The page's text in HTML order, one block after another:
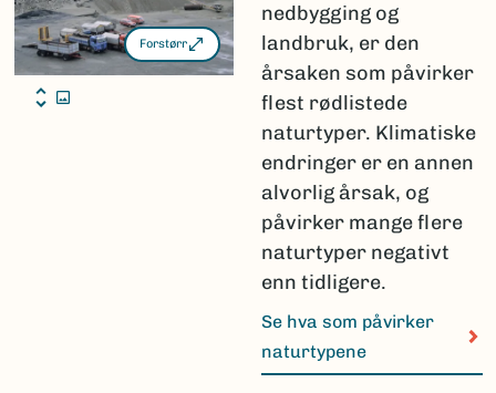
Forstørr
nedbygging og
landbruk, er den
årsaken som påvirker
flest rødlistede
naturtyper. Klimatiske
endringer er en annen
alvorlig årsak, og
påvirker mange flere
naturtyper negativt
enn tidligere.
Se hva som påvirker
naturtypene